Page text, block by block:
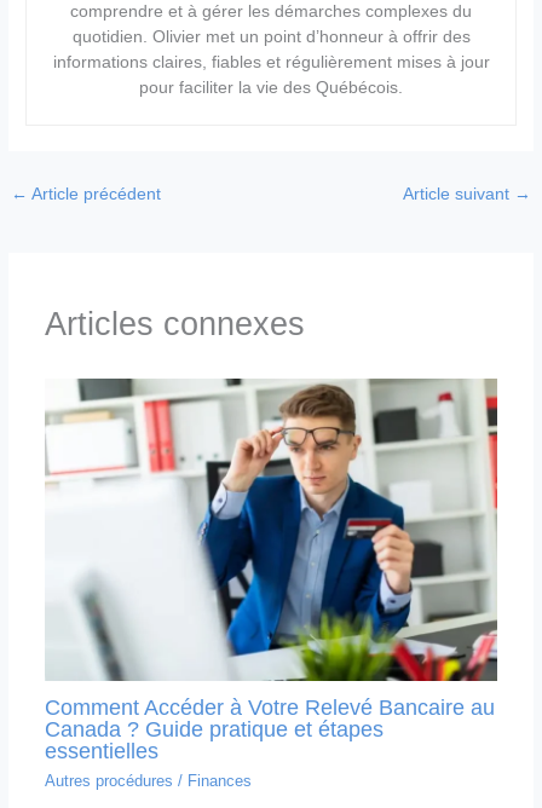
comprendre et à gérer les démarches complexes du
quotidien. Olivier met un point d’honneur à offrir des
informations claires, fiables et régulièrement mises à jour
pour faciliter la vie des Québécois.
← Article précédent Article suivant →
Articles connexes
Comment Accéder à Votre Relevé Bancaire au
Canada ? Guide pratique et étapes
essentielles
Autres procédures / Finances